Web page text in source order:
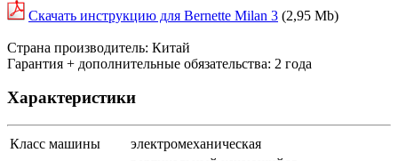
Скачать инструкцию для Bernette Milan 3 (2,95 Mb)
Страна производитель: Китай
Гарантия + дополнительные обязательства: 2 года
Характеристики
Класс машины
электромеханическая